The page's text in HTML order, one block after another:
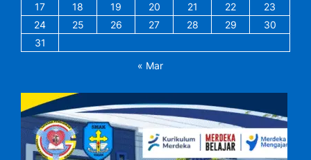
17
18 19 20 21 22
23
24
25 26 27 28 29
30
31
« Mar